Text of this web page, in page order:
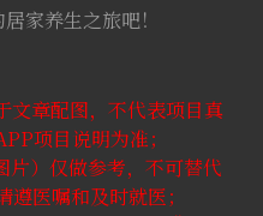
家养生之旅吧！
文章配图，不代表项目真
项目说明为准；
片）仅做参考，不可替代
医嘱和及时就医；